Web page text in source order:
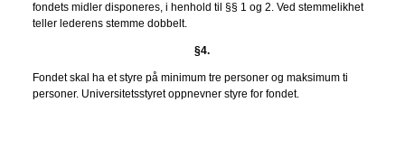
fondets midler disponeres, i henhold til §§ 1 og 2. Ved stemmelikhet
teller lederens stemme dobbelt.
§4.
Fondet skal ha et styre på minimum tre personer og maksimum ti
personer. Universitetsstyret oppnevner styre for fondet.